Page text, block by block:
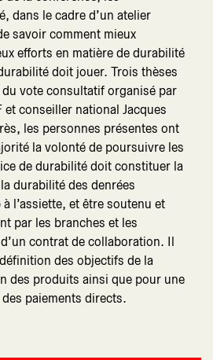
dans le cadre d’un atelier
savoir comment mieux
efforts en matière de durabilité
doit jouer. Trois thèses
vote consultatif organisé par
et conseiller national Jacques
les personnes présentes ont
la volonté de poursuivre les
de durabilité doit constituer la
durabilité des denrées
l’assiette, et être soutenu et
par les branches et les
contrat de collaboration. Il
des objectifs de la
des produits ainsi que pour une
paiements directs.